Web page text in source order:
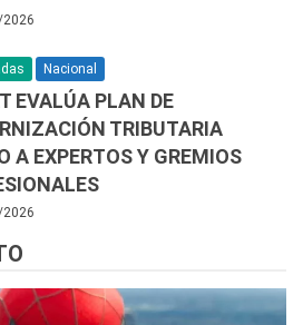
Nacional
EVALÚA PLAN DE
TRIBUTARIA
A EXPERTOS Y GREMIOS